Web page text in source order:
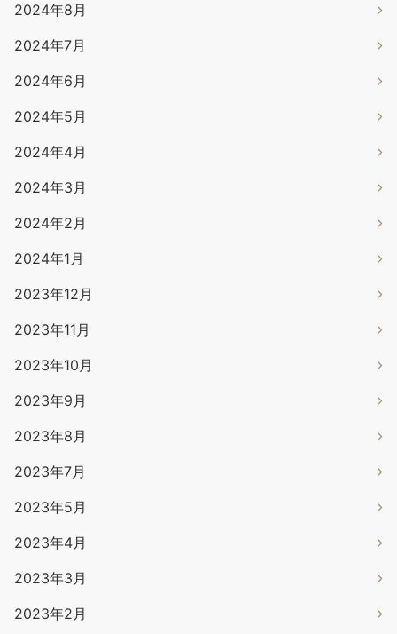
2024年8月
2024年7月
2024年6月
2024年5月
2024年4月
2024年3月
2024年2月
2024年1月
2023年12月
2023年11月
2023年10月
2023年9月
2023年8月
2023年7月
2023年5月
2023年4月
2023年3月
2023年2月